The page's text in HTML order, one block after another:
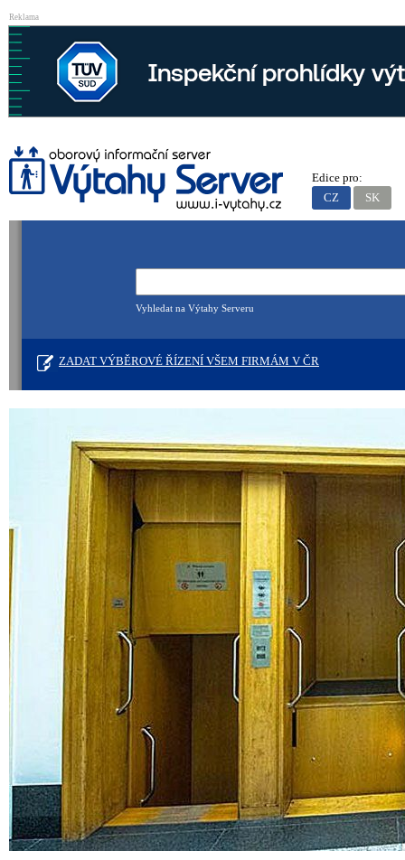
Reklama
Vyhledat na Výtahy Serveru
ZADAT VÝBĚROVÉ ŘÍZENÍ VŠEM FIRMÁM V ČR
Edice pro:
CZ
SK